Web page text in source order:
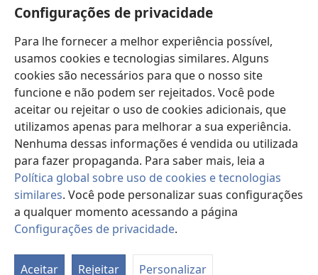
Configurações de privacidade
Para lhe fornecer a melhor experiência possível,
usamos cookies e tecnologias similares. Alguns
cookies são necessários para que o nosso site
funcione e não podem ser rejeitados. Você pode
aceitar ou rejeitar o uso de cookies adicionais, que
utilizamos apenas para melhorar a sua experiência.
Nenhuma dessas informações é vendida ou utilizada
para fazer propaganda. Para saber mais, leia a
Política global sobre uso de cookies e tecnologias
similares. Você pode personalizar suas configurações
a qualquer momento acessando a página
Configurações de privacidade.
Aceitar Rejeitar Personalizar
(abre
nova
janela)
Biblioteca On-line da Torre de Vigia™
(abre
nova
janela)JW Hub
(abre
nova
janela)JW Library
Watchtower Library
Copyright© 2026 Watch Tower Bible and Tract Society of Pennsylvania.
TERMOS DE USO | POLÍTICA DE PRIVACIDADE
PRIVACIDADE